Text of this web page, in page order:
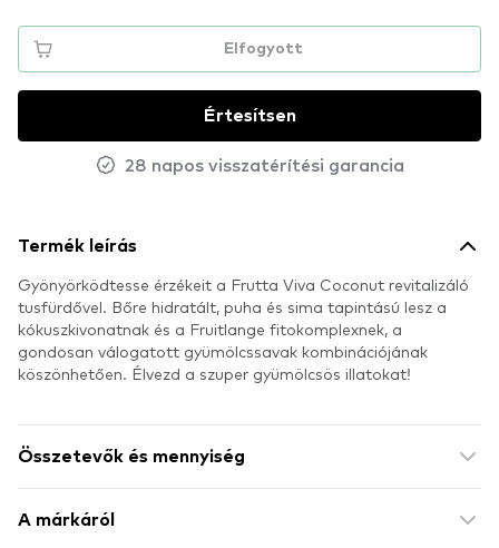
Elfogyott
Értesítsen
28 napos visszatérítési garancia
Termék leírás
Gyönyörködtesse érzékeit a Frutta Viva Coconut revitalizáló
tusfürdővel. Bőre hidratált, puha és sima tapintású lesz a
kókuszkivonatnak és a Fruitlange fitokomplexnek, a
gondosan válogatott gyümölcssavak kombinációjának
köszönhetően. Élvezd a szuper gyümölcsös illatokat!
Összetevők és mennyiség
A márkáról